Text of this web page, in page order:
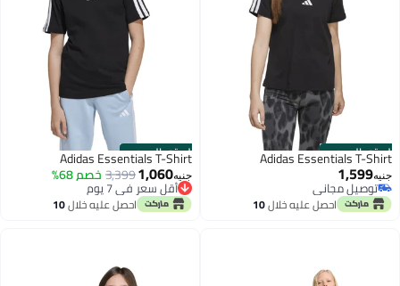
الستور الرسمي
Adidas Essentials T-Shirt
جنيه1,599
توصيل مجاني
توصيل مجانياحصل عليه خلال10
الستور الرسمي
Adidas Essentials T-Shirt
جنيه1,060
3,399خصم 68% أقل سعر في 7 يوم
توصيل مجاني
أقل سعر في 7 يوماحصل عليه خلال10